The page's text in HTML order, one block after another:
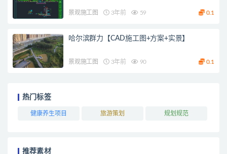
景观施工图 3年前 59 0.1
哈尔滨群力【CAD施工图+方案+实景】
景观施工图 3年前 90 0.1
热门标签
健康养生项目 旅游策划 规划规范
推荐素材